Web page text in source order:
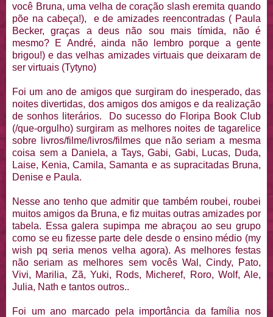
você Bruna, uma velha de coração slash eremita quando
põe na cabeça!), e de amizades reencontradas ( Paula
Becker, graças a deus não sou mais tímida, não é
mesmo? E André, ainda não lembro porque a gente
brigou!) e das velhas amizades virtuais que deixaram de
ser virtuais (Tytyno)
Foi um ano de amigos que surgiram do inesperado, das
noites divertidas, dos amigos dos amigos e da realização
de sonhos literários. Do sucesso do Floripa Book Club
(/que-orgulho) surgiram as melhores noites de tagarelice
sobre livros/filme/livros/filmes que não seriam a mesma
coisa sem a Daniela, a Tays, Gabi, Gabi, Lucas, Duda,
Laise, Kenia, Camila, Samanta e as supracitadas Bruna,
Denise e Paula.
Nesse ano tenho que admitir que também roubei, roubei
muitos amigos da Bruna, e fiz muitas outras amizades por
tabela. Essa galera supimpa me abraçou ao seu grupo
como se eu fizesse parte dele desde o ensino médio (my
wish pq seria menos velha agora). As melhores festas
não seriam as melhores sem vocês Wal, Cindy, Pato,
Vivi, Marilia, Zã, Yuki, Rods, Micheref, Roro, Wolf, Ale,
Julia, Nath e tantos outros..
Foi um ano marcado pela importância da família nos